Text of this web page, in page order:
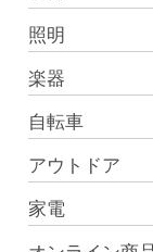
照明
楽器
自転車
アウトドア
家電